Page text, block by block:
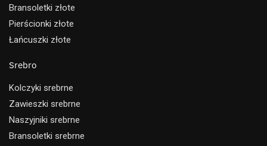
Bransoletki złote
Pierścionki złote
Łańcuszki złote
Srebro
Kolczyki srebrne
Zawieszki srebrne
Naszyjniki srebrne
Bransoletki srebrne